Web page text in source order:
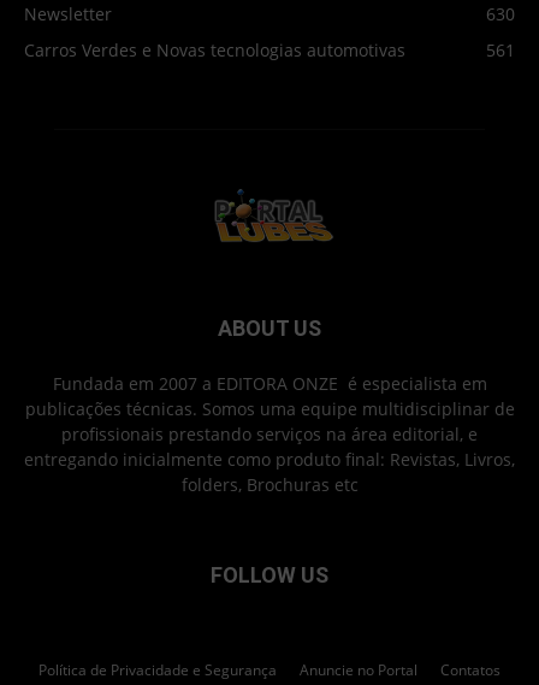
Newsletter
630
Carros Verdes e Novas tecnologias automotivas
561
ABOUT US
Fundada em 2007 a EDITORA ONZE é especialista em
publicações técnicas. Somos uma equipe multidisciplinar de
profissionais prestando serviços na área editorial, e
entregando inicialmente como produto final: Revistas, Livros,
folders, Brochuras etc
FOLLOW US
Política de Privacidade e Segurança Anuncie no Portal Contatos